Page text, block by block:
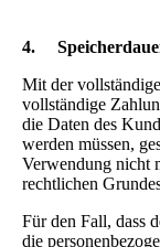
4.
Mit der
vollständige
die Daten des
werden müssen,
Verwendung nicht
rechtlichen
Für den Fall, dass
die